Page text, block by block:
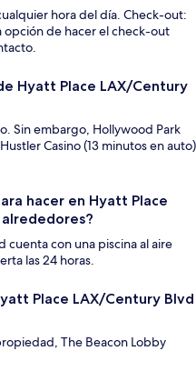
hora del día. Check-out:
opción de hacer el check-out
Hyatt Place LAX/Century
Sin embargo, Hollywood Park
Casino (13 minutos en auto)
hacer en Hyatt Place
cuenta con una piscina al aire
las 24 horas.
Place LAX/Century Blvd
The Beacon Lobby